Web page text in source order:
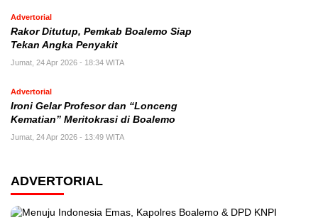
Advertorial
Rakor Ditutup, Pemkab Boalemo Siap
Tekan Angka Penyakit
Jumat, 24 Apr 2026 - 18:34 WITA
Advertorial
Ironi Gelar Profesor dan “Lonceng
Kematian” Meritokrasi di Boalemo
Jumat, 24 Apr 2026 - 13:49 WITA
ADVERTORIAL